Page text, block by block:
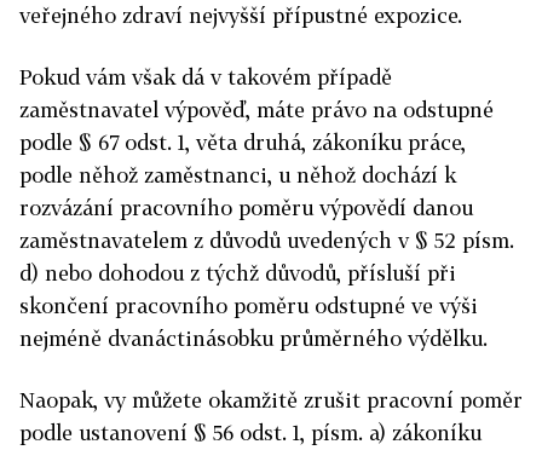
veřejného zdraví nejvyšší přípustné expozice.
Pokud vám však dá v takovém případě
zaměstnavatel výpověď, máte právo na odstupné
podle § 67 odst. 1, věta druhá, zákoníku práce,
podle něhož zaměstnanci, u něhož dochází k
rozvázání pracovního poměru výpovědí danou
zaměstnavatelem z důvodů uvedených v § 52 písm.
d) nebo dohodou z týchž důvodů, přísluší při
skončení pracovního poměru odstupné ve výši
nejméně dvanáctinásobku průměrného výdělku.
Naopak, vy můžete okamžitě zrušit pracovní poměr
podle ustanovení § 56 odst. 1, písm. a) zákoníku